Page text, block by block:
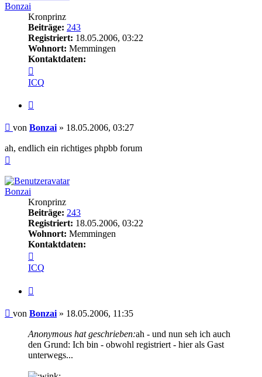
Bonzai
Kronprinz
Beiträge: 243
Registriert: 18.05.2006, 03:22
Wohnort: Memmingen
Kontaktdaten:
von
Bonzai
ICQ
Beitrag
von Bonzai» 18.05.2006, 03:27
ah, endlich ein richtiges phpbb forum
Bonzai
Kronprinz
Beiträge: 243
Registriert: 18.05.2006, 03:22
Wohnort: Memmingen
Kontaktdaten:
von
ICQ
Beitrag
von Bonzai » 18.05.2006, 11:35
Anonymous hat geschrieben:ah - und nun seh ich auch
den Grund: Ich bin - obwohl registriert - hier als Gast
unterwegs...